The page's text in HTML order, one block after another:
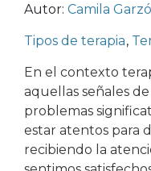
Autor: Camila
Tipos de terapia,
En el contexto
aquellas señales
problemas
estar atentos para
recibiendo la